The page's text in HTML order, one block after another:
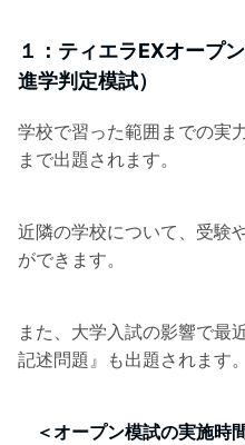
１：ティエラEXオープ
進学判定模試）
学校で習った範囲までの実
まで出題されます。
近隣の学校について、受験
ができます。
また、大学入試の影響で最
記述問題』も出題されます。
＜オープン模試の実施時